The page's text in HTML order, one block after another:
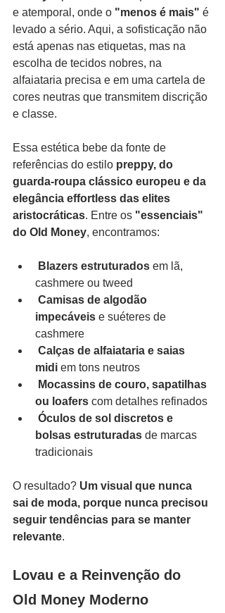
e atemporal, onde o "menos é mais" é
levado a sério. Aqui, a sofisticação não
está apenas nas etiquetas, mas na
escolha de tecidos nobres, na
alfaiataria precisa e em uma cartela de
cores neutras que transmitem discrição
e classe.
Essa estética bebe da fonte de
referências do estilo preppy, do
guarda-roupa clássico europeu e da
elegância effortless das elites
aristocráticas. Entre os "essenciais"
do Old Money, encontramos:
Blazers estruturados em lã,
cashmere ou tweed
Camisas de algodão
impecáveis e suéteres de
cashmere
Calças de alfaiataria e saias
midi em tons neutros
Mocassins de couro, sapatilhas
ou loafers com detalhes refinados
Óculos de sol discretos e
bolsas estruturadas de marcas
tradicionais
O resultado? Um visual que nunca
sai de moda, porque nunca precisou
seguir tendências para se manter
relevante.
Lovau e a Reinvenção do
Old Money Moderno